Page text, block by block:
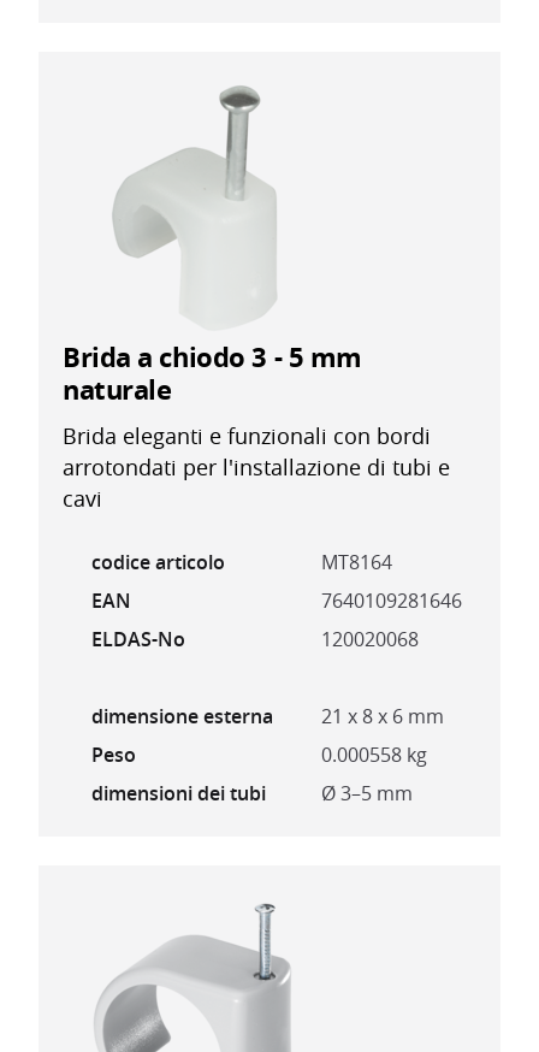
Brida a chiodo 3 - 5 mm
naturale
Brida eleganti e funzionali con bordi
arrotondati per l'installazione di tubi e
cavi
codice articolo
MT8164
EAN
7640109281646
ELDAS-No
120020068
dimensione esterna
21 x 8 x 6 mm
Peso
0.000558 kg
dimensioni dei tubi
Ø 3–5 mm